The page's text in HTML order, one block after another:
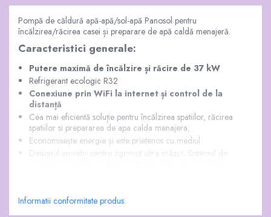
Pompă de căldură apă-apă/sol-apă Panosol pentru
încălzirea/răcirea casei și preparare de apă caldă menajeră.
Caracteristici generale:
Putere maximă de încălzire și răcire de 37 kW
Refrigerant ecologic R32
Conexiune prin WiFi la internet și control de la
distanță
Cea mai eficientă soluție pentru încălzirea spatiilor, răcirea
spatiilor si prepararea de apa calda menajera,
Economisește energie și este prietenos cu mediul
Designul inovativ pentru zgomot ultra scăzut. Sistemul de
Eficiență ridicată. Sistemul a fost optimizat, folosind cele mai
performante componente precum compresor, schimbător
Informatii conformitate produs